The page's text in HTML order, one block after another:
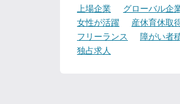
上場企業 グローバル企
女性が活躍
産休育休取
フリーランス
障がい者
独占求人